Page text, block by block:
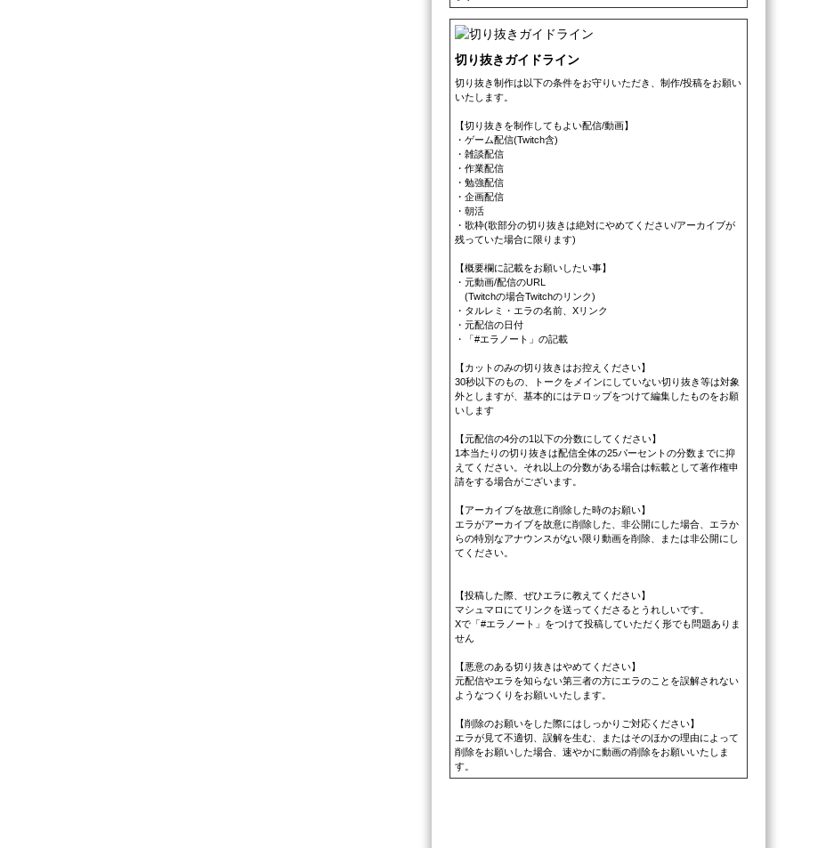
切り抜きガイドライン
切り抜き制作は以下の条件をお守りいただき、制作/投稿をお願い
いたします。
【切り抜きを制作してもよい配信/動画】
・ゲーム配信(Twitch含)
・雑談配信
・作業配信
・勉強配信
・企画配信
・朝活
・歌枠(歌部分の切り抜きは絶対にやめてください/アーカイブが
残っていた場合に限ります)
【概要欄に記載をお願いしたい事】
・元動画/配信のURL
(Twitchの場合Twitchのリンク)
・タルレミ・エラの名前、Xリンク
・元配信の日付
・「#エラノート」の記載
【カットのみの切り抜きはお控えください】
30秒以下のもの、トークをメインにしていない切り抜き等は対象
外としますが、基本的にはテロップをつけて編集したものをお願
いします
【元配信の4分の1以下の分数にしてください】
1本当たりの切り抜きは配信全体の25パーセントの分数までに抑
えてください。それ以上の分数がある場合は転載として著作権申
請をする場合がございます。
【アーカイブを故意に削除した時のお願い】
エラがアーカイブを故意に削除した、非公開にした場合、エラか
らの特別なアナウンスがない限り動画を削除、または非公開にし
てください。
【投稿した際、ぜひエラに教えてください】
マシュマロにてリンクを送ってくださるとうれしいです。
Xで「#エラノート」をつけて投稿していただく形でも問題ありま
せん
【悪意のある切り抜きはやめてください】
元配信やエラを知らない第三者の方にエラのことを誤解されない
ようなつくりをお願いいたします。
【削除のお願いをした際にはしっかりご対応ください】
エラが見て不適切、誤解を生む、またはそのほかの理由によって
削除をお願いした場合、速やかに動画の削除をお願いいたしま
す。